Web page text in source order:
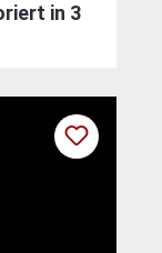
in 3